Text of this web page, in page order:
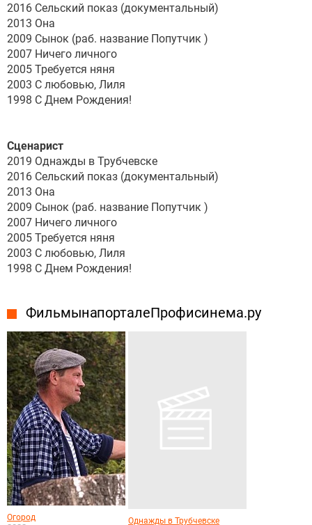
2016 Сельский показ (документальный)
2013 Она
2009 Сынок (раб. название Попутчик )
2007 Ничего личного
2005 Требуется няня
2003 С любовью, Лиля
1998 С Днем Рождения!
Сценарист
2019 Однажды в Трубчевске
2016 Сельский показ (документальный)
2013 Она
2009 Сынок (раб. название Попутчик )
2007 Ничего личного
2005 Требуется няня
2003 С любовью, Лиля
1998 С Днем Рождения!
Фильмы на портале Профисинема.ру
Огород Однажды в Трубчевске